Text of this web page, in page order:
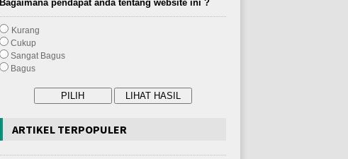
Bagaimana pendapat anda tentang website ini ?
Kurang
Cukup
Sangat Bagus
Bagus
ARTIKEL TERPOPULER